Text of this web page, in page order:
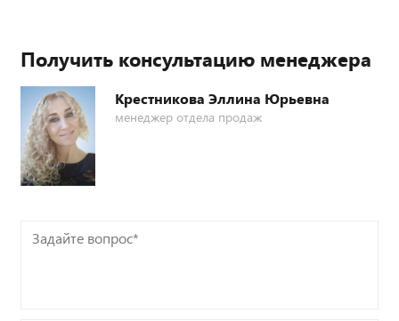
Получить консультацию менеджера
Крестникова Эллина Юрьевна
менеджер отдела продаж
Задайте
вопрос*